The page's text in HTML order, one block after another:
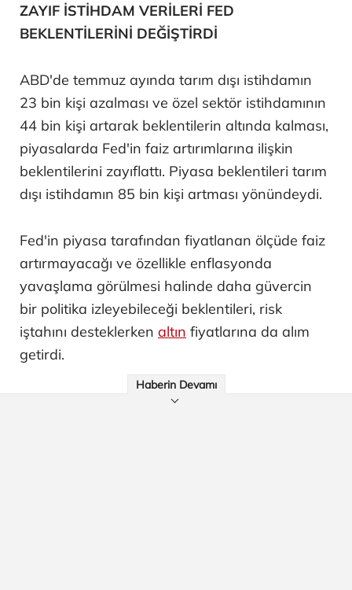
ZAYIF İSTİHDAM VERİLERİ FED
BEKLENTİLERİNİ DEĞİŞTİRDİ
ABD'de temmuz ayında tarım dışı istihdamın
23 bin kişi azalması ve özel sektör istihdamının
44 bin kişi artarak beklentilerin altında kalması,
piyasalarda Fed'in faiz artırımlarına ilişkin
beklentilerini zayıflattı. Piyasa beklentileri tarım
dışı istihdamın 85 bin kişi artması yönündeydi.
Fed'in piyasa tarafından fiyatlanan ölçüde faiz
artırmayacağı ve özellikle enflasyonda
yavaşlama görülmesi halinde daha güvercin
bir politika izleyebileceği beklentileri, risk
iştahını desteklerken altın fiyatlarına da alım
getirdi.
Haberin Devamı